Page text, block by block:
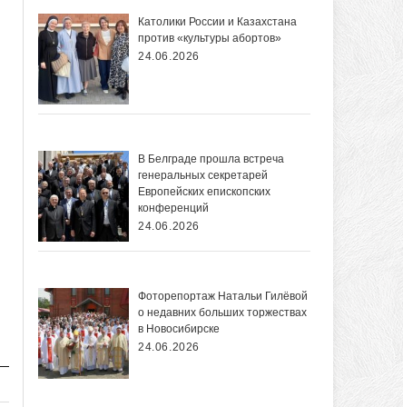
Католики России и Казахстана
против «культуры абортов»
24.06.2026
В Белграде прошла встреча
генеральных секретарей
Европейских епископских
конференций
24.06.2026
Фоторепортаж Натальи Гилёвой
о недавних больших торжествах
в Новосибирске
24.06.2026